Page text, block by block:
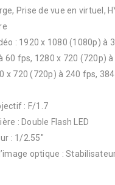
Prise de vue en virtuel,
: 1920 x 1080 (1080p) à
60 fps, 1280 x 720 (720p)
x 720 (720p) à 240 fps,
: F/1.7
: Double Flash LED
: 1/2.55″
optique :